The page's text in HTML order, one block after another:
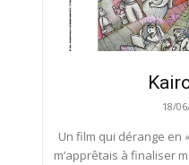
18/
Un film qui dérange en
m’apprêtais à finaliser